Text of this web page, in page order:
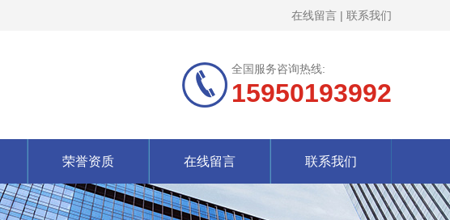
在线留言 | 联系我们
全国服务咨询热线:
15950193992
荣誉资质 在线留言 联系我们